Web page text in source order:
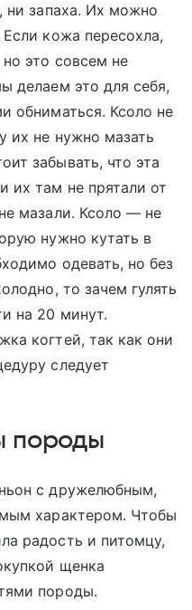
ни запаха. Их можно
кожа пересохла,
это совсем не
делаем это для себя,
обниматься. Ксоло не
их не нужно мазать
забывать, что эта
их там не прятали от
мазали. Ксоло — не
нужно кутать в
одевать, но без
то зачем гулять
на 20 минут.
когтей, так как они
следует
породы
с дружелюбным,
характером. Чтобы
радость и питомцу,
щенка
породы.